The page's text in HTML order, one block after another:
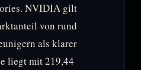
NVIDIA gilt
von rund
als klarer
liegt mit 219,44